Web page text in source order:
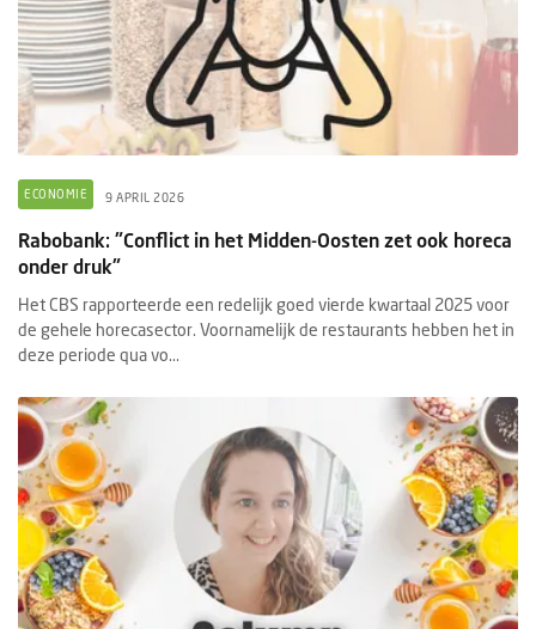
ECONOMIE 9 APRIL 2026
Rabobank: "Conflict in het Midden-Oosten zet ook horeca
onder druk"
Het CBS rapporteerde een redelijk goed vierde kwartaal 2025 voor
de gehele horecasector. Voornamelijk de restaurants hebben het in
deze periode qua vo...